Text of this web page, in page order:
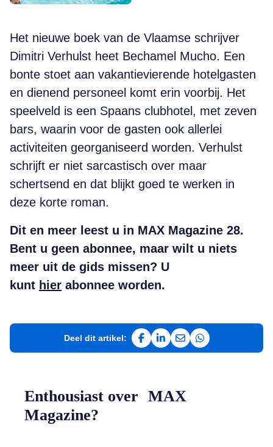
Het nieuwe boek van de Vlaamse schrijver
Dimitri Verhulst heet Bechamel Mucho. Een
bonte stoet aan vakantievierende hotelgasten
en dienend personeel komt erin voorbij. Het
speelveld is een Spaans clubhotel, met zeven
bars, waarin voor de gasten ook allerlei
activiteiten georganiseerd worden. Verhulst
schrijft er niet sarcastisch over maar
schertsend en dat blijkt goed te werken in
deze korte roman.
Dit en meer leest u in MAX Magazine 28.
Bent u geen abonnee, maar wilt u niets
meer uit de gids missen? U
kunt hier abonnee worden.
Deel dit artikel:
Deel op Facebook
Deel op LinkedIn
Deel via e-mail
Deel via
Enthousiast over MAX
Magazine?